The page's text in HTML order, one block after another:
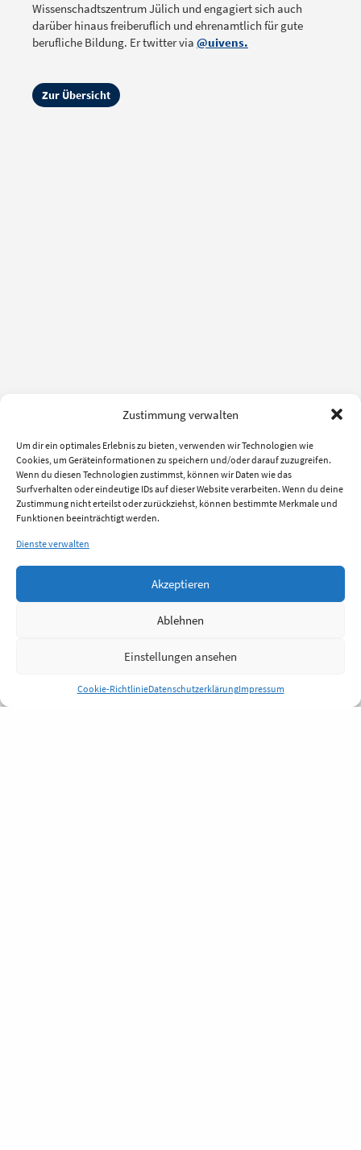
Zustimmung verwalten
Um dir ein optimales Erlebnis zu bieten, verwenden wir Technologien wie
Cookies, um Geräteinformationen zu speichern und/oder darauf zuzugreifen.
Wenn du diesen Technologien zustimmst, können wir Daten wie das
Surfverhalten oder eindeutige IDs auf dieser Website verarbeiten. Wenn du deine
Zustimmung nicht erteilst oder zurückziehst, können bestimmte Merkmale und
Funktionen beeinträchtigt werden.
Dienste verwalten
Akzeptieren
Ablehnen
Einstellungen ansehen
Cookie-RichtlinieDatenschutzerklärungImpressum
Wissenschadtszentrum Jülich und engagiert sich auch
darüber hinaus freiberuflich und ehrenamtlich für gute
berufliche Bildung. Er twitter via @uivens.
Zur Übersicht